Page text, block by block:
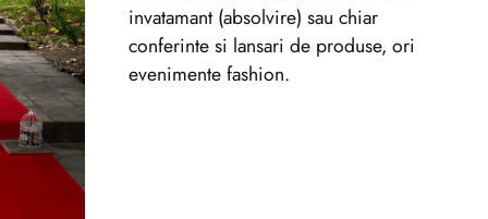
invatamant (absolvire) sau chiar
conferinte si lansari de produse, ori
evenimente fashion.